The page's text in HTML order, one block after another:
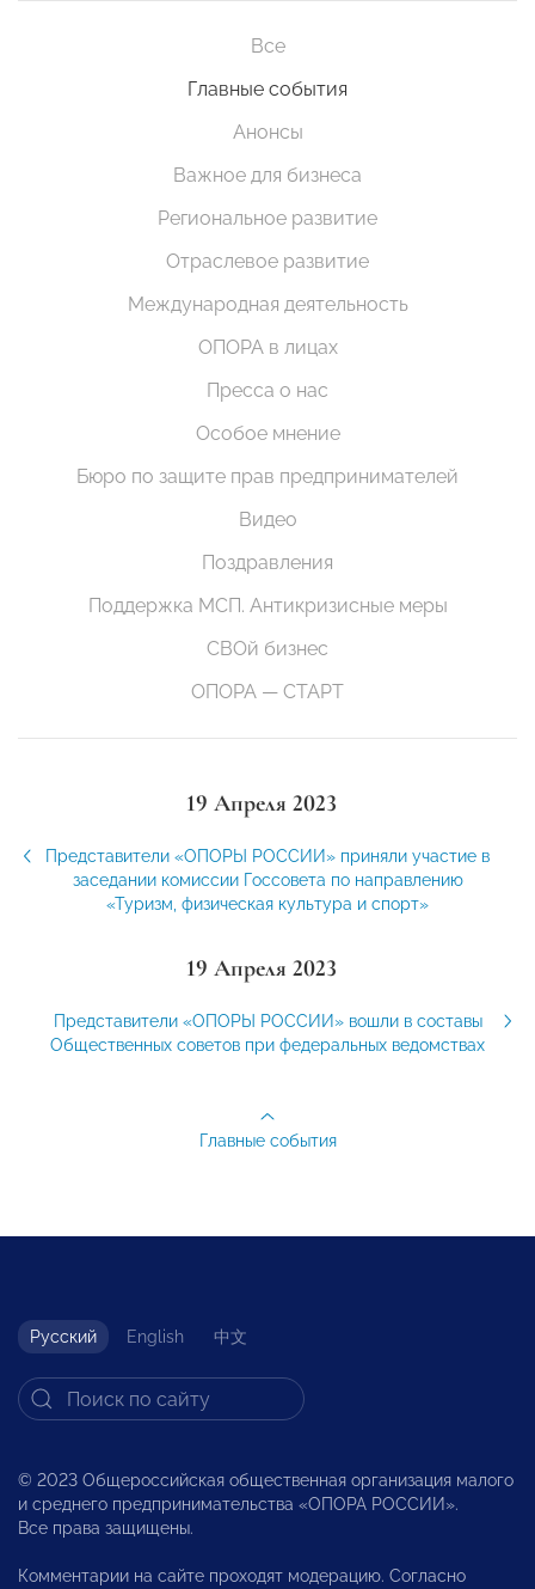
Все
Главные события
Анонсы
Важное для бизнеса
Региональное развитие
Отраслевое развитие
Международная деятельность
ОПОРА в лицах
Пресса о нас
Особое мнение
Бюро по защите прав предпринимателей
Видео
Поздравления
Поддержка МСП. Антикризисные меры
СВОй бизнес
ОПОРА — СТАРТ
19 Апреля 2023
Представители «ОПОРЫ РОССИИ» приняли участие в
заседании комиссии Госсовета по направлению
«Туризм, физическая культура и спорт»
19 Апреля 2023
Представители «ОПОРЫ РОССИИ» вошли в составы
Общественных советов при федеральных ведомствах
Главные события
Русский English 中文
© 2023 Общероссийская общественная организация малого
и среднего предпринимательства «ОПОРА РОССИИ».
Все права защищены.
Комментарии на сайте проходят модерацию. Согласно